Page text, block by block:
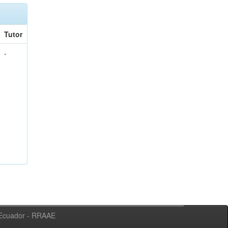
Tutor
-
- RRAAE